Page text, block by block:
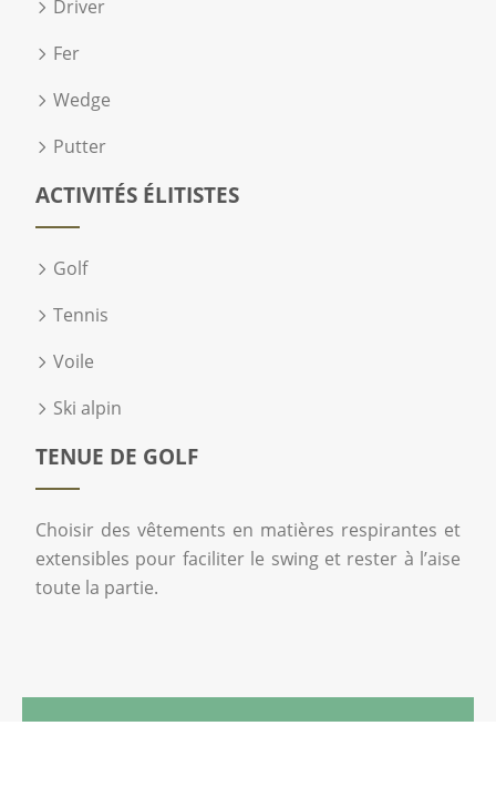
Driver
Fer
Wedge
Putter
ACTIVITÉS ÉLITISTES
Golf
Tennis
Voile
Ski alpin
TENUE DE GOLF
Choisir des vêtements en matières respirantes et
extensibles pour faciliter le swing et rester à l’aise
toute la partie.